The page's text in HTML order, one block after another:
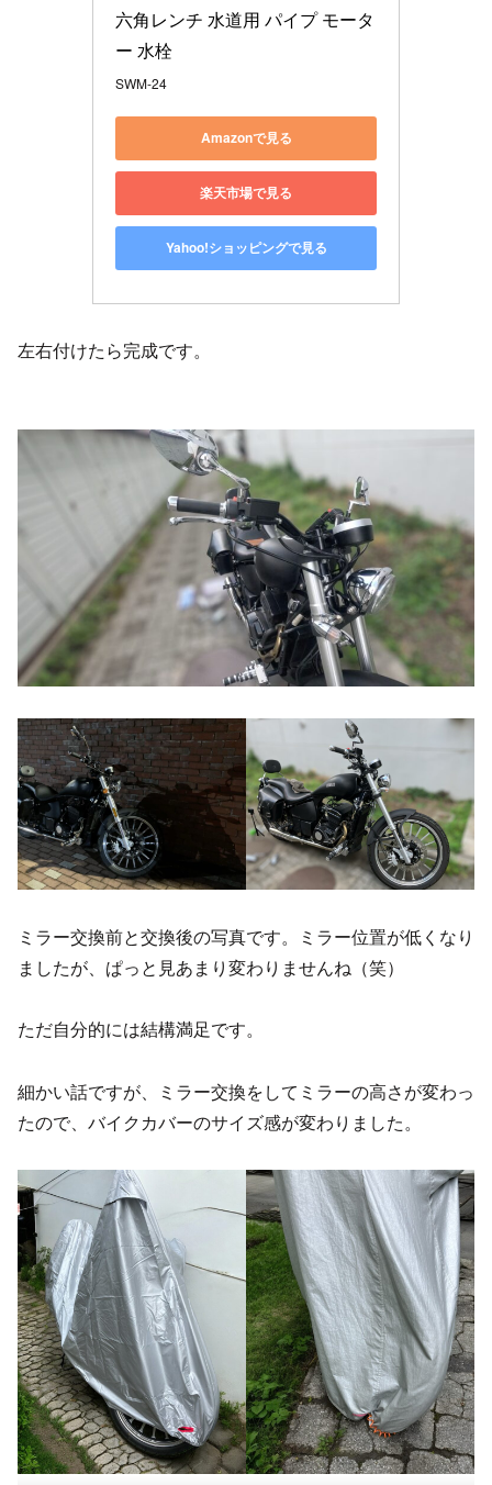
六角レンチ 水道用 パイプ モータ
ー 水栓
SWM-24
Amazonで見る
楽天市場で見る
Yahoo!ショッピングで見る
左右付けたら完成です。
ミラー交換前と交換後の写真です。ミラー位置が低くなり
ましたが、ぱっと見あまり変わりませんね（笑）
ただ自分的には結構満足です。
細かい話ですが、ミラー交換をしてミラーの高さが変わっ
たので、バイクカバーのサイズ感が変わりました。